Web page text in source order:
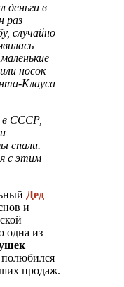
деньги в
раз
случайно
носок
Клауса
в СССР,
спали.
с этим
Дед
и
одна из
полюбился
продаж.